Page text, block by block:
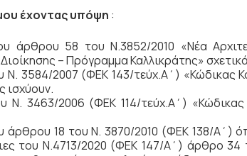
έχοντας υπόψη :
άρθρου 58 του Ν.3852/2010 «Νέα
– Πρόγραμμα Καλλικράτης»
Ν. 3584/2007 (ΦΕΚ 143/τεύχ.Α΄) «Κώδικας
Ν. 3463/2006 (ΦΕΚ 114/τεύχ.Α΄)
άρθρου 18 του Ν. 3870/2010 (ΦΕΚ 138/Α΄)
του Ν.4713/2020 (ΦΕΚ 147/Α΄) άρθρο